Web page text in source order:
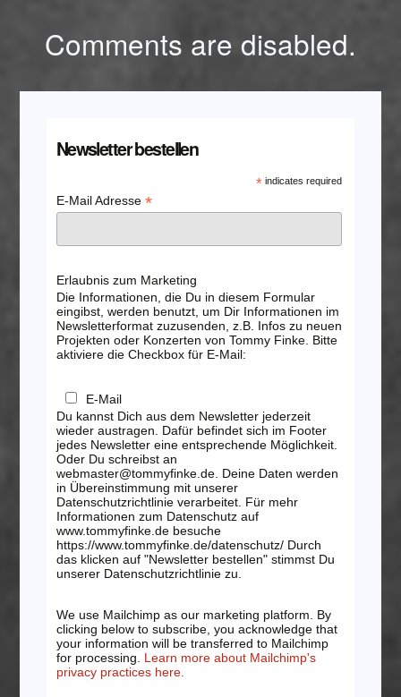
Comments are disabled.
Newsletter bestellen
* indicates required
E-Mail Adresse *
Erlaubnis zum Marketing
Die Informationen, die Du in diesem Formular
eingibst, werden benutzt, um Dir Informationen im
Newsletterformat zuzusenden, z.B. Infos zu neuen
Projekten oder Konzerten von Tommy Finke. Bitte
aktiviere die Checkbox für E-Mail:
E-Mail
Du kannst Dich aus dem Newsletter jederzeit
wieder austragen. Dafür befindet sich im Footer
jedes Newsletter eine entsprechende Möglichkeit.
Oder Du schreibst an
webmaster@tommyfinke.de. Deine Daten werden
in Übereinstimmung mit unserer
Datenschutzrichtlinie verarbeitet. Für mehr
Informationen zum Datenschutz auf
www.tommyfinke.de besuche
https://www.tommyfinke.de/datenschutz/ Durch
das klicken auf "Newsletter bestellen" stimmst Du
unserer Datenschutzrichtlinie zu.
We use Mailchimp as our marketing platform. By
clicking below to subscribe, you acknowledge that
your information will be transferred to Mailchimp
for processing. Learn more about Mailchimp's
privacy practices here.